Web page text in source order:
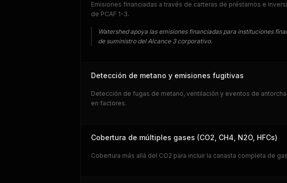
Emisiones financiadas a través de carteras de préstamos e
de PCAF 1-3.
Watershed apoya las emisiones financiadas para instituciones
de suministro del Alcance 3 corporativo.
Detección de metano y emisiones fugitivas
Detección de fugas de metano, ventilación y eventos de
en factores.
Cobertura de múltiples gases (CO2, CH4, N2O, HFCs)
Cobertura más allá del CO2 para incluir la canasta completa de